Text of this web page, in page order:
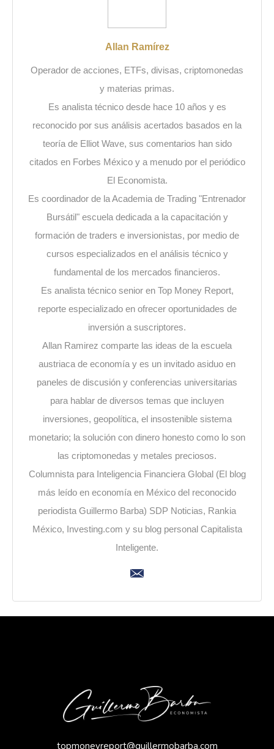
Allan Ramírez
Operador de acciones, ETFs, divisas, criptomonedas
y materias primas.
Es analista técnico desde hace 10 años y es
reconocido por sus análisis acertados basados en la
teoría de Elliot Wave, sus comentarios han sido
citados en Forbes México y a menudo por el periódico
El Economista.
Es coordinador de la Academia de Trading "Entrenador
Bursátil" escuela dedicada a la capacitación y
formación de traders e inversionistas, por medio de
cursos especializados en el análisis técnico y
fundamental de los mercados financieros.
Es analista técnico senior en Top Money Report,
reporte especializado en ofrecer oportunidades de
inversión a suscriptores.
Allan Ramirez comparte las ideas de la escuela
austriaca de economía y es un invitado asiduo en
paneles de discusión y conferencias universitarias
para hablar de diversos temas que incluyen
inversiones, geopolítica, el insostenible sistema
monetario; la solución con dinero honesto como lo son
las criptomonedas y metales preciosos.
Columnista para Inteligencia Financiera Global (El blog
más leído en economía en México del reconocido
periodista Guillermo Barba) SDP Noticias, Rankia
México, Investing.com y su blog personal Capitalista
Inteligente.
topmoneyreport@guillermobarba.com